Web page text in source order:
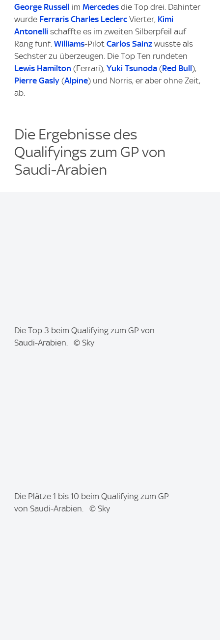
George Russell im Mercedes die Top drei. Dahinter
wurde Ferraris Charles Leclerc Vierter, Kimi
Antonelli schaffte es im zweiten Silberpfeil auf
Rang fünf. Williams-Pilot Carlos Sainz wusste als
Sechster zu überzeugen. Die Top Ten rundeten
Lewis Hamilton (Ferrari), Yuki Tsunoda (Red Bull),
Pierre Gasly (Alpine) und Norris, er aber ohne Zeit,
ab.
Die Ergebnisse des
Qualifyings zum GP von
Saudi-Arabien
m
Die Top 3 beim Qualifying zum GP von
Saudi-Arabien. © Sky
m
Die Plätze 1 bis 10 beim Qualifying zum GP
von Saudi-Arabien. © Sky